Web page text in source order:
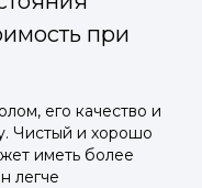
на ваш
бот — магазины
Фото, описание и
бот — магазины
Фото, описание и
при
его качество и
Чистый и хорошо
иметь более
легче